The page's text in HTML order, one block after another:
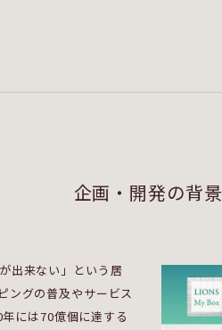
企画・開発の背景
出来ない」という居
ングの普及やサービス
には70億個に達する